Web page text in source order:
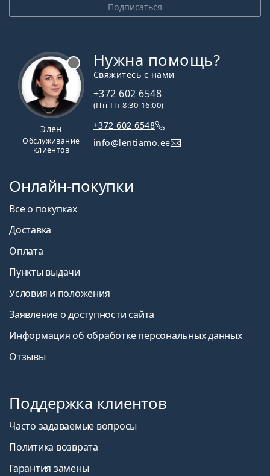
Подписаться
Элен
Обслуживание
клиентов
Нужна помощь?
Свяжитесь с нами
+372 602 6548
(Пн-Пт 8:30-16:00)
+372 602 6548
info@lentiamo.ee
Онлайн-покупки
Все о покупках
Доставка
Оплата
Пункты выдачи
Условия и положения
Заявление о доступности сайта
Информация об обработке персональных данных
Отзывы
Поддержка клиентов
Часто задаваемые вопросы
Политика возврата
Гарантия замены